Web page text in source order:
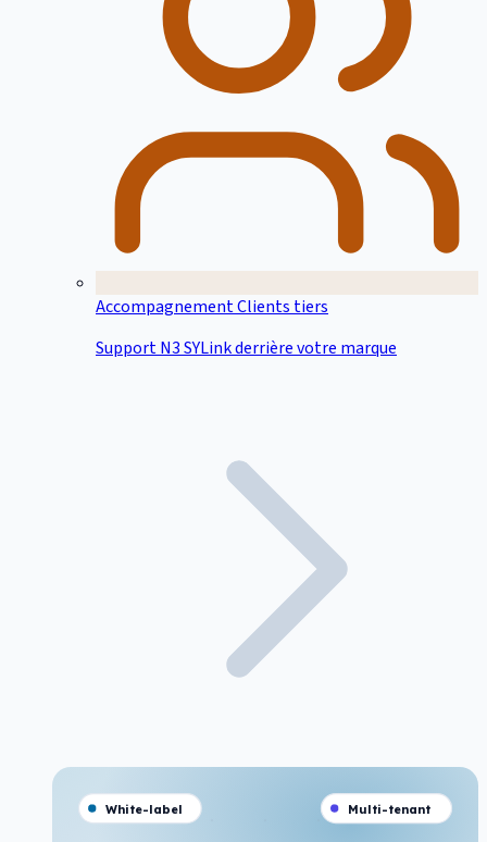
Accompagnement Clients tiers
Support N3 SYLink derrière votre marque
White-label Multi-tenant